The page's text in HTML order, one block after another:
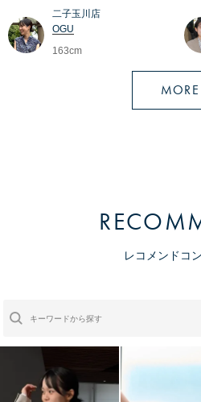
二子玉川店
OGU
163cm
MORE
レコメンドコ